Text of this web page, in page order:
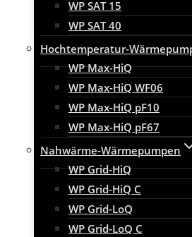
WP SAT 15
WP SAT 40
Hochtemperatur-
WP Max-HiQ
WP Max-HiQ WF06
WP Max-HiQ pF10
WP Max-HiQ pF67
Nahwärme-Wärmepumpen
WP Grid-HiQ
WP Grid-HiQ C
WP Grid-LoQ
WP Grid-LoQ C